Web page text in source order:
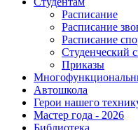
Расписание
Расписание
Расписание
Студенческий
Приказы
Автошкола
Герои нашего
Мастер года - 2026
Библиотека